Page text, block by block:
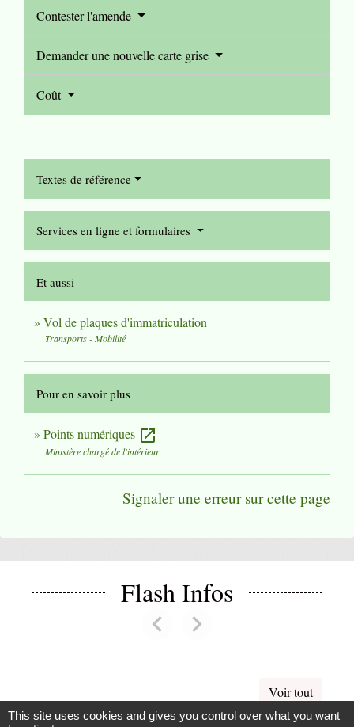
Contester l'amende
Demander une nouvelle carte grise
Coût
Textes de référence
Services en ligne et formulaires
Et aussi
Vol de plaques d'immatriculation
Transports - Mobilité
Pour en savoir plus
Points numériques open_in_new
Ministère chargé de l'intérieur
Signaler une erreur sur cette page
Flash Infos
chevron_leftPreviouschevron_rightNext
Voir tout
This site uses cookies and gives you control over what you want